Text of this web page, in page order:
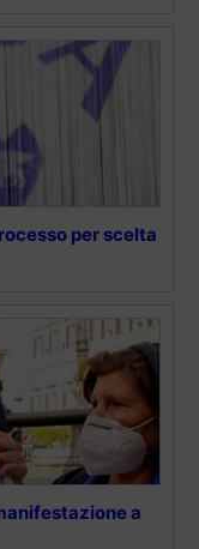
per scelta
a